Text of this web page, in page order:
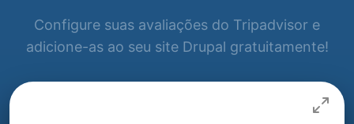
Configure suas avaliações do Tripadvisor e
adicione-as ao seu site Drupal gratuitamente!